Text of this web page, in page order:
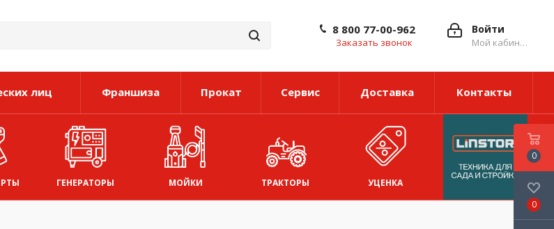
Войти
Мой кабинет
8 800 77-00-962
Заказать звонок
лиц Франшиза Прокат Сервис Доставка Контакты
ГЕНЕРАТОРЫ МОЙКИ ТРАКТОРЫ УЦЕНКА
0
0